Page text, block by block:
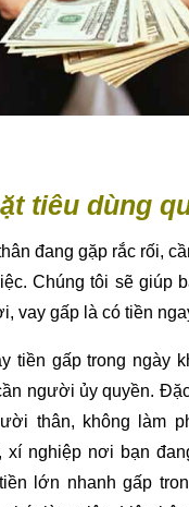
đang gặp rắc rối,
Chúng tôi sẽ giúp
vay gấp là có tiền
thân, không làm
xí nghiệp nơi bạn
lớn nhanh gấp
phút làm việc. Liên hệ